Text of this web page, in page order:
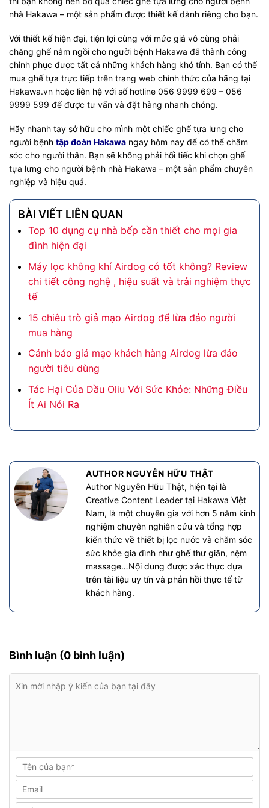
nhà Hakawa – một sản phẩm được thiết kế dành riêng cho bạn.
Với thiết kế hiện đại, tiện lợi cùng với mức giá vô cùng phải
chăng ghế nằm ngồi cho người bệnh Hakawa đã thành công
chinh phục được tất cả những khách hàng khó tính. Bạn có thể
mua ghế tựa trực tiếp trên trang web chính thức của hãng tại
Hakawa.vn hoặc liên hệ với số hotline 056 9999 699 – 056
9999 599 để được tư vấn và đặt hàng nhanh chóng.
Hãy nhanh tay sở hữu cho mình một chiếc ghế tựa lưng cho
người bệnh tập đoàn Hakawa ngay hôm nay để có thể chăm
sóc cho người thân. Bạn sẽ không phải hối tiếc khi chọn ghế
tựa lưng cho người bệnh nhà Hakawa – một sản phẩm chuyên
nghiệp và hiệu quả.
BÀI VIẾT LIÊN QUAN
Top 10 dụng cụ nhà bếp cần thiết cho mọi gia
đình hiện đại
Máy lọc không khí Airdog có tốt không? Review
chi tiết công nghệ , hiệu suất và trải nghiệm thực
tế
15 chiêu trò giả mạo Airdog để lừa đảo người
mua hàng
Cảnh báo giả mạo khách hàng Airdog lừa đảo
người tiêu dùng
Tác Hại Của Dầu Oliu Với Sức Khỏe: Những Điều
Ít Ai Nói Ra
AUTHOR NGUYỄN HỮU THẬT
Author Nguyễn Hữu Thật, hiện tại là
Creative Content Leader tại Hakawa Việt
Nam, là một chuyên gia với hơn 5 năm kinh
nghiệm chuyên nghiên cứu và tổng hợp
kiến thức về thiết bị lọc nước và chăm sóc
sức khỏe gia đình như ghế thư giãn, nệm
massage…Nội dung được xác thực dựa
trên tài liệu uy tín và phản hồi thực tế từ
khách hàng.
Bình luận (0 bình luận)